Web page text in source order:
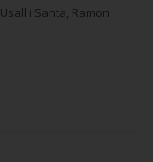
Usall i Santa, Ramon